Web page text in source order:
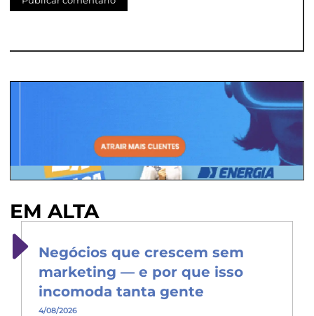
EM ALTA
Negócios que crescem sem
marketing — e por que isso
incomoda tanta gente
4/08/2026